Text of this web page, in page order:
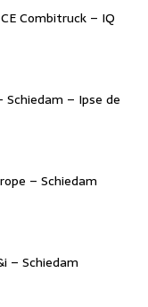
Combitruck – IQ
Schiedam – Ipse de
– Schiedam
– Schiedam